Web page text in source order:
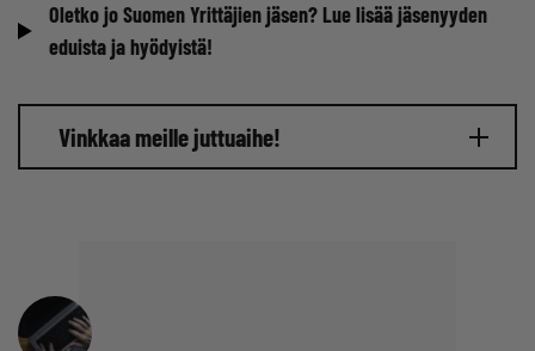
Oletko jo Suomen Yrittäjien jäsen? Lue lisää jäsenyyden
eduista ja hyödyistä!
Vinkkaa meille juttuaihe!